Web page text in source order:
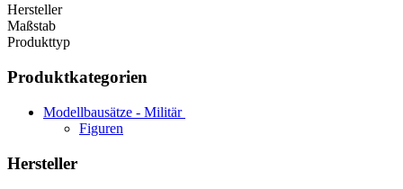
Hersteller
Maßstab
Produkttyp
Produktkategorien
Modellbausätze - Militär
Figuren
Hersteller